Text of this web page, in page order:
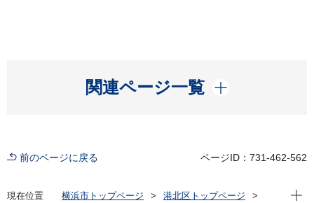
関連ページ一覧
開く
前のページに戻る ページID：731-462-562
現在位置 横浜市トップページ
港北区トップページ
現在